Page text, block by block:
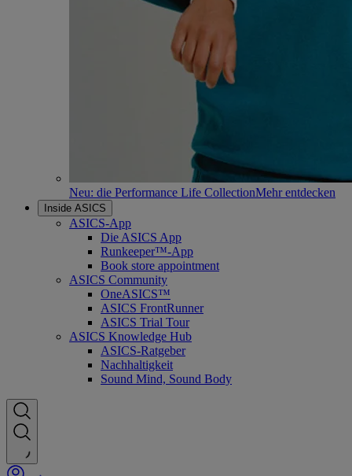
Neu: die Performance Life CollectionMehr entdecken
Inside ASICS
ASICS-App
Die ASICS App
Runkeeper™-App
Book store appointment
ASICS Community
OneASICS™
ASICS FrontRunner
ASICS Trial Tour
ASICS Knowledge Hub
ASICS-Ratgeber
Nachhaltigkeit
Sound Mind, Sound Body